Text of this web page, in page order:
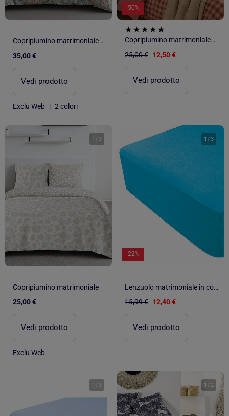
Copripiumino matrimoniale stampato
35,00 €
Vedi prodotto
Exclu Web | 2 colori
-50%
Copripiumino matrimoniale 240 x 220cm in cotone - Kiabi Home
25,00 € 12,50 €
Vedi prodotto
1 / 3
Copripiumino matrimoniale
25,00 €
Vedi prodotto
Exclu Web
1 /3
-22%
Lenzuolo matrimoniale in cotone certificato Oeko tex
15,99 € 12,40 €
Vedi prodotto
1 / 3 1 / 2